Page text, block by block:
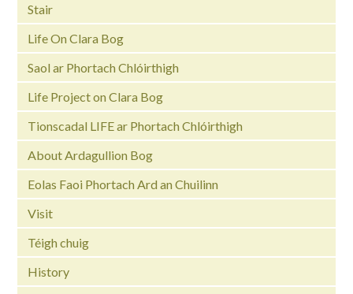
Stair
Life On Clara Bog
Saol ar Phortach Chlóirthigh
Life Project on Clara Bog
Tionscadal LIFE ar Phortach Chlóirthigh
About Ardagullion Bog
Eolas Faoi Phortach Ard an Chuilinn
Visit
Téigh chuig
History